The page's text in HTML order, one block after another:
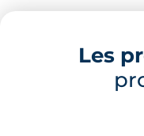
Hermeland,
Jacqueline Auriol
endroit un choix
Les